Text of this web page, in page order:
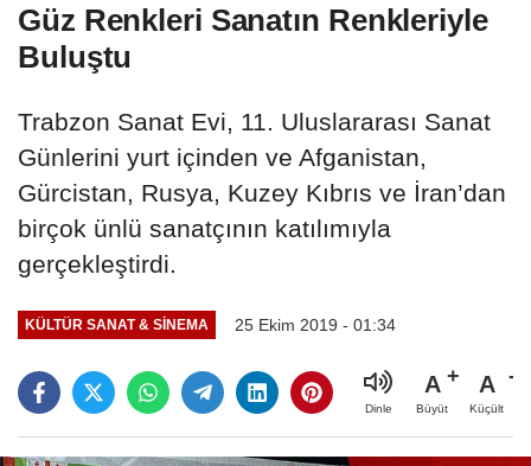
Güz Renkleri Sanatın Renkleriyle
Buluştu
Trabzon Sanat Evi, 11. Uluslararası Sanat
Günlerini yurt içinden ve Afganistan,
Gürcistan, Rusya, Kuzey Kıbrıs ve İran’dan
birçok ünlü sanatçının katılımıyla
gerçekleştirdi.
KÜLTÜR SANAT & SINEMA 25 Ekim 2019 - 01:34
Dinle
A
Büyüt
A
Küçült